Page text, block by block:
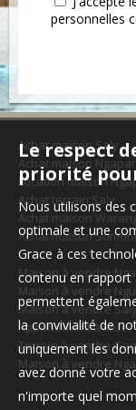
personnelles
Achat maison Saly
Achat maison
Location maison
Achat terrain Saly
Achat maison
Achat maison
Maison à vendre
Maison à vendre
Maison à vendre
Appartement à louer
Terrain à vendre
Maison à vendre
Le respect
priorité
Nous utilisons des
optimale et une
Grace à ces
contenu en rapport
permettent
la convivialité de
uniquement les
avez donné votre
n'importe quel